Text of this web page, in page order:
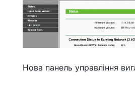
Нова панель управління